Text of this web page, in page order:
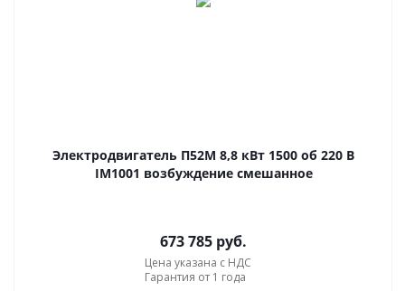
Электродвигатель П52М 8,8 кВт 1500 об 220 В
IM1001 возбуждение смешанное
673 785 руб.
Цена указана с НДС
Гарантия от 1 года